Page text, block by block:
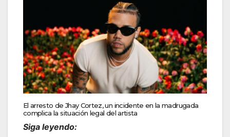
El arresto de Jhay Cortez, un incidente en la madrugada
complica la situación legal del artista
Siga leyendo: